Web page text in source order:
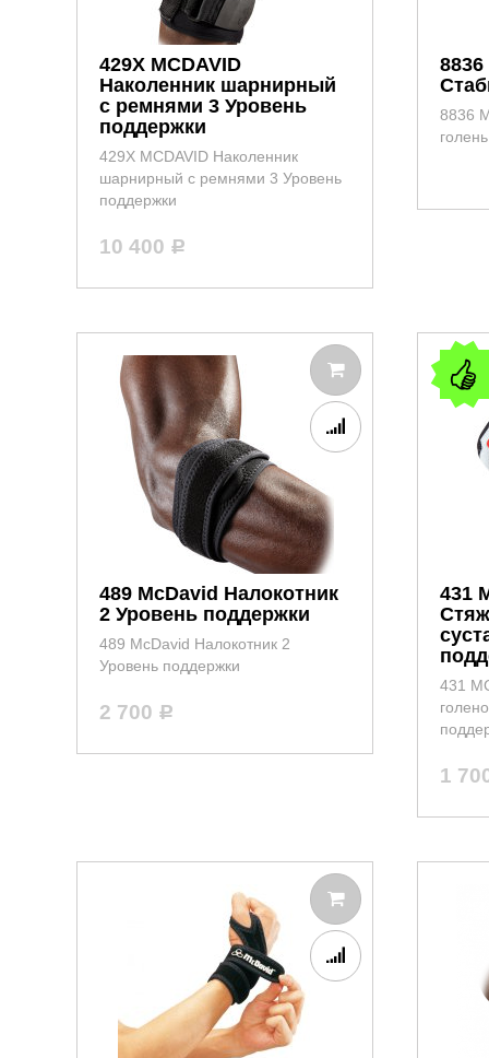
429X MCDAVID
Наколенник шарнирный
с ремнями 3 Уровень
поддержки
429X MCDAVID Наколенник
шарнирный с ремнями 3 Уровень
поддержки
10 400 Р
8836
голень
489 McDavid Налокотник
2 Уровень поддержки
489 McDavid Налокотник 2
Уровень поддержки
2 700 Р
431
431
1